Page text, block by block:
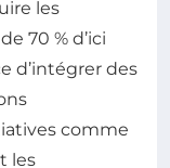
les
70 % d’ici
d’intégrer des
comme
les